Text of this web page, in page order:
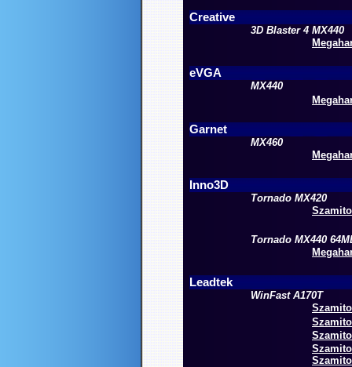
Creative
3D Blaster 4 MX440
eVGA
MX440
Garnet
MX460
Inno3D
Tornado MX420
Tornado MX440
Leadtek
WinFast A170T